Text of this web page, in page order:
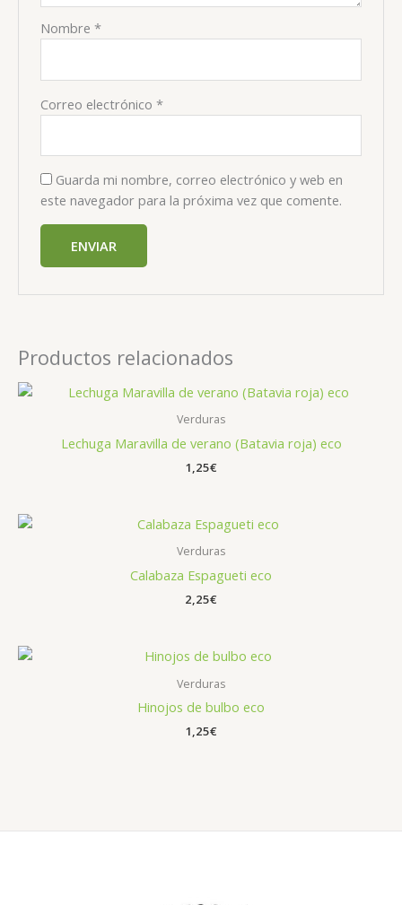
Nombre*
Correo electrónico*
Guarda mi nombre, correo electrónico y web en
este navegador para la próxima vez que comente.
Productos relacionados
Verduras
Lechuga Maravilla de verano (Batavia roja) eco
1,25€
Verduras
Calabaza Espagueti eco
2,25€
Verduras
Hinojos de bulbo eco
1,25€